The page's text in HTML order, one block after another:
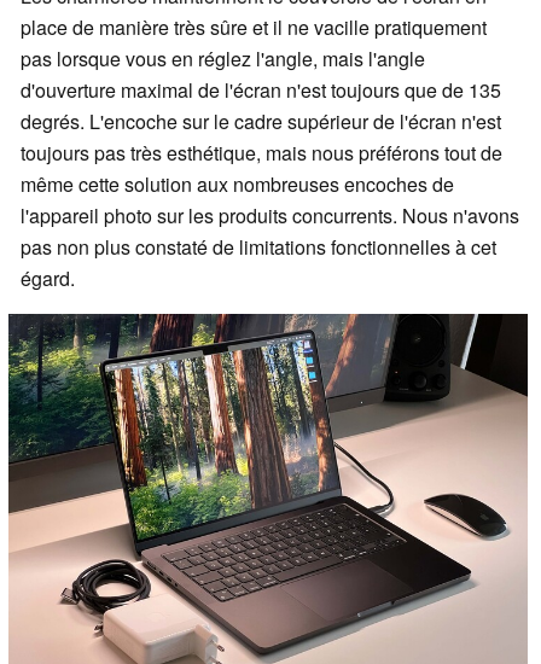
place de manière très sûre et il ne vacille pratiquement
pas lorsque vous en réglez l'angle, mais l'angle
d'ouverture maximal de l'écran n'est toujours que de 135
degrés. L'encoche sur le cadre supérieur de l'écran n'est
toujours pas très esthétique, mais nous préférons tout de
même cette solution aux nombreuses encoches de
l'appareil photo sur les produits concurrents. Nous n'avons
pas non plus constaté de limitations fonctionnelles à cet
égard.